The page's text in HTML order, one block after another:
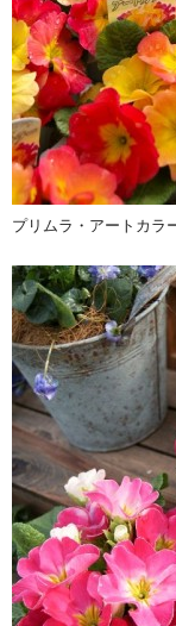
プリムラ・アートカラ